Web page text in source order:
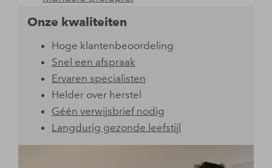
Onze kwaliteiten
Hoge klantenbeoordeling
Snel een afspraak
Ervaren specialisten
Helder over herstel
Géén verwijsbrief nodig
Langdurig gezonde leefstijl